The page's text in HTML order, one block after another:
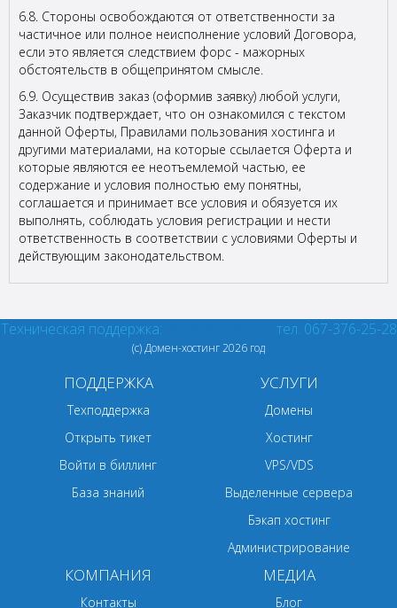
6.8. Стороны освобождаются от ответственности за
частичное или полное неисполнение условий Договора,
если это является следствием форс - мажорных
обстоятельств в общепринятом смысле.
6.9. Осуществив заказ (оформив заявку) любой услуги,
Заказчик подтверждает, что он ознакомился с текстом
данной Оферты, Правилами пользования хостинга и
другими материалами, на которые ссылается Оферта и
которые являются ее неотъемлемой частью, ее
содержание и условия полностью ему понятны,
соглашается и принимает все условия и обязуется их
выполнять, соблюдать условия регистрации и нести
ответственность в соответствии с условиями Оферты и
действующим законодательством.
Техническая поддержка: тел. 067-376-25-28
(с) Домен-хостинг2026 год
ПОДДЕРЖКА
Техподдержка
Открыть тикет
Войти в биллинг
База знаний
УСЛУГИ
Домены
Хостинг
VPS/VDS
Выделенные сервера
Бэкап хостинг
Администрирование
КОМПАНИЯ
Контакты
МЕДИА
Блог